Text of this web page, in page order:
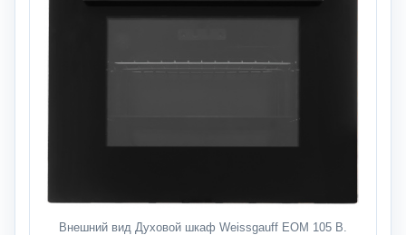
Внешний вид Духовой шкаф Weissgauff EOM 105 B.